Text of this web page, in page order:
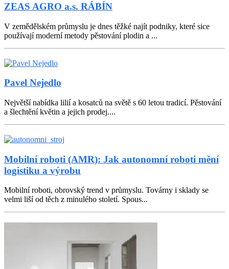
ZEAS AGRO a.s. RÁBÍN
V zemědělském průmyslu je dnes těžké najít podniky, které sice
používají moderní metody pěstování plodin a ...
Pavel Nejedlo
Největší nabídka lilií a kosatců na světě s 60 letou tradicí. Pěstování
a šlechtění květin a jejich prodej....
Mobilní roboti (AMR): Jak autonomní roboti mění
logistiku a výrobu
Mobilní roboti, obrovský trend v průmyslu. Továrny i sklady se
velmi liší od těch z minulého století. Spous...